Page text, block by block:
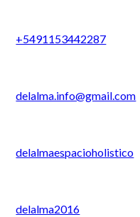
+5491153442287
delalma.info@gmail.com
delalmaespacioholistico
delalma2016